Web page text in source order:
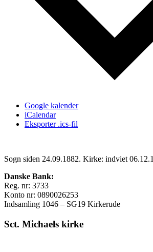
Google kalender
iCalendar
Eksporter .ics-fil
Sogn siden 24.09.1882. Kirke: indviet
Danske Bank:
Reg. nr: 3733
Konto nr: 0890026253
Indsamling 1046 – SG19 Kirkerude
Sct. Michaels kirke